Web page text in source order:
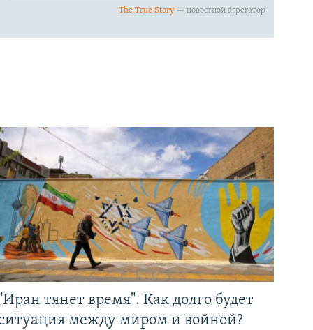
тянет время". Как долго будет
между миром и войной?